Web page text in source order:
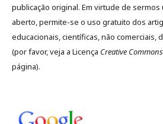
publicação original. Em virtude de
aberto, permite-se o uso gratuito dos
educacionais, científicas, não comerciais,
(por favor, veja a Licença Creative Commons
página).